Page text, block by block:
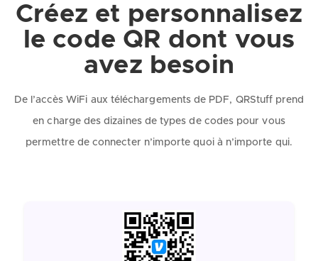
Créez et personnalisez
le code QR dont vous
avez besoin
De l’accès WiFi aux téléchargements de PDF, QRStuff prend
en charge des dizaines de types de codes pour vous
permettre de connecter n’importe quoi à n’importe qui.